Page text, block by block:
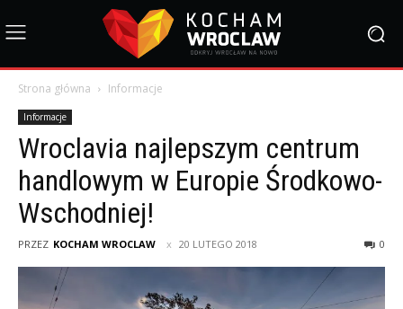
Strona główna Informacje
Informacje
Wroclavia najlepszym centrum
handlowym w Europie Środkowo-
Wschodniej!
PRZEZ KOCHAM WROCLAW 20 LUTEGO 2018 0